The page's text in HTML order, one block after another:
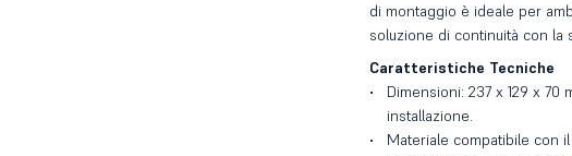
di montaggio è ideale per
soluzione di continuità con la
Caratteristiche Tecniche
Dimensioni: 237 x 129 x
installazione.
Materiale compatibile con